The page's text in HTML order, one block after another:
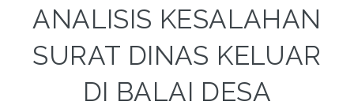
ANALISIS KESALAHAN
SURAT DINAS KELUAR
DI BALAI DESA